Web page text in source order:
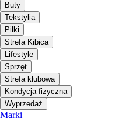
Buty
Tekstylia
Piłki
Strefa Kibica
Lifestyle
Sprzęt
Strefa klubowa
Kondycja fizyczna
Wyprzedaż
Marki